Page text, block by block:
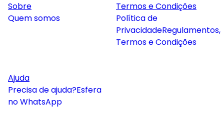
Sobre
Quem somos
Termos e Condições
Política de
PrivacidadeRegulamentos,
Termos e Condições
Ajuda
Precisa de ajuda?Esfera
no WhatsApp